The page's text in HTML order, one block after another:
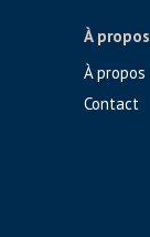
À propos
À propos
Contact